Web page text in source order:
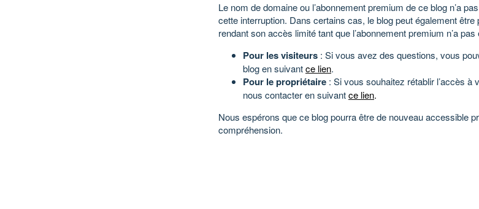
Le nom de domaine ou l’abonnement premium de ce blog n’a
cette interruption. Dans certains cas, le blog peut également
rendant son accès limité tant que l’abonnement premium n’a
Pour les visiteurs : Si vous avez des questions, vous
blog en suivantce lien.
Pour le propriétaire : Si vous souhaitez rétablir l’accès à
nous contacter en suivantce lien.
Nous espérons que ce blog pourra être de nouveau accessible
compréhension.